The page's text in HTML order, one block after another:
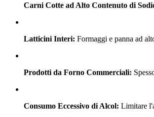
Carni Cotte ad Alto Contenuto di
Latticini Interi: Formaggi e panna ad
Prodotti da Forno Commerciali:
Consumo Eccessivo di Alcol: Limitare